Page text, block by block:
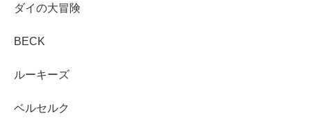
ダイの大冒険
BECK
ルーキーズ
ベルセルク